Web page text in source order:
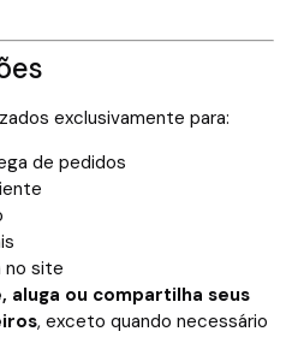
exclusivamente para:
de pedidos
no site
aluga ou compartilha seus
, exceto quando necessário